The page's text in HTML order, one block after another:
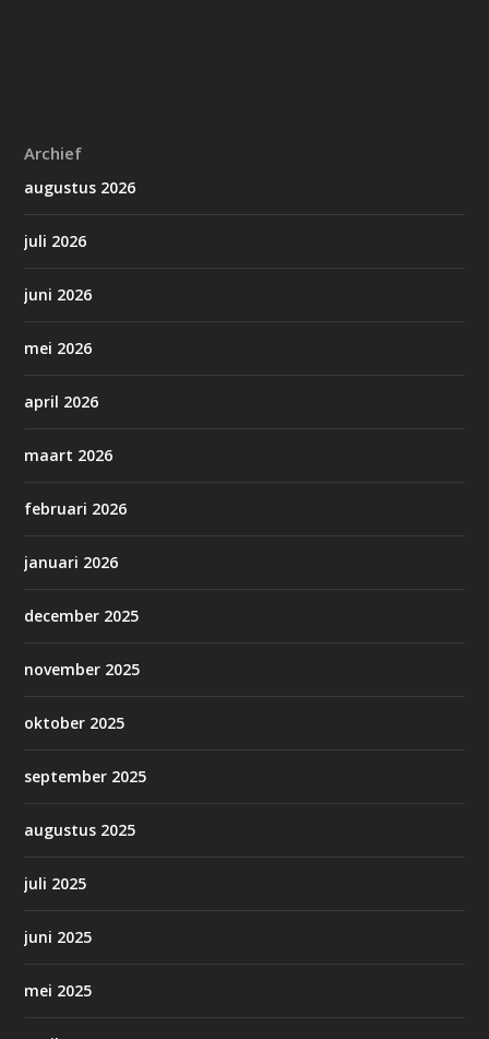
Archief
augustus 2026
juli 2026
juni 2026
mei 2026
april 2026
maart 2026
februari 2026
januari 2026
december 2025
november 2025
oktober 2025
september 2025
augustus 2025
juli 2025
juni 2025
mei 2025